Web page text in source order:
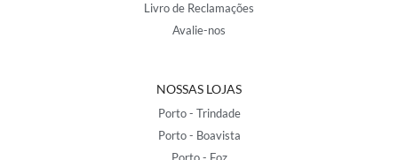
Livro de Reclamações
Avalie-nos
NOSSAS LOJAS
Porto - Trindade
Porto - Boavista